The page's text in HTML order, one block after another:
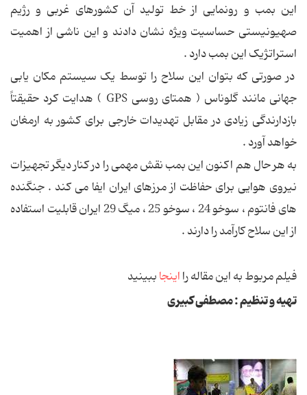
این بمب و رونمایی از خط تولید آن کشورهای غربی و رژیم
صهیونیستی حساسیت ویژه نشان دادند و این ناشی از اهمیت
استراتژیک این بمب دارد .
در صورتی که بتوان این سلاح را توسط یک سیستم مکان یابی
جهانی مانند گلوناس ( همتای روسی GPS ) هدایت کرد حقیقتاً
بازدارندگی زیادی در مقابل تهدیدات خارجی برای کشور به ارمغان
خواهد آورد .
به هر حال هم اکنون این بمب نقش مهمی را در کنار دیگر تجهیزات
نیروی هوایی برای حفاظت از مرزهای ایران ایفا می کند . جنگنده
های فانتوم ، سوخو 24 ، سوخو 25 ، میگ 29 ایران قابلیت استفاده
از این سلاح کارآمد را دارند .
فیلم مربوط به این مقاله رااینجاببینید
تهیه و تنظیم : مصطفی کبیری